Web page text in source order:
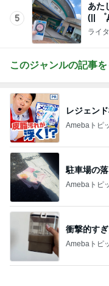
このジャンルの記事
Amebaトピ
駐車場の
Amebaトピ
衝撃的す
Amebaトピ